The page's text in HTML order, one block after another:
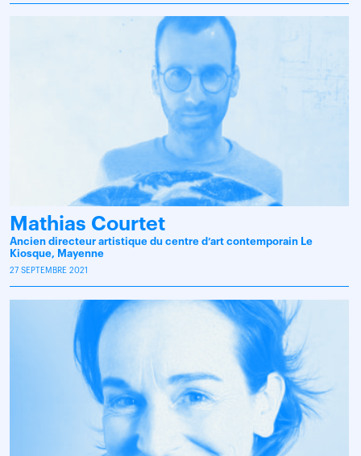
Mathias Courtet
Ancien directeur artistique du centre d’art contemporain Le
Kiosque, Mayenne
27 SEPTEMBRE 2021